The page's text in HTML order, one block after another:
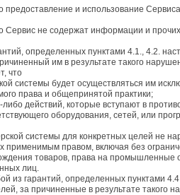
предоставление и использование
Сервис не содержат информации и
определенных пунктами 4.1., 4.2.
им в результате такого
что
системы будет осуществляться им
права и общепринятой практики;
либо действий, которые вступают в
оборудования, сетей, или
системы для конкретных целей не
применимым правом, включая без
товаров, права на
лиц.
из гарантий, определенных пунктами
за причиненные в результате такого